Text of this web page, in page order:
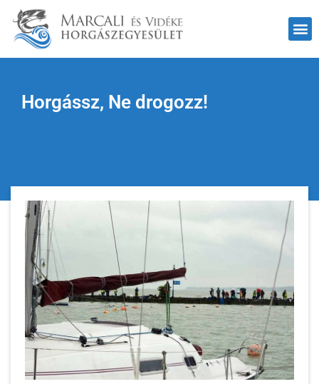
Horgássz, Ne drogozz!